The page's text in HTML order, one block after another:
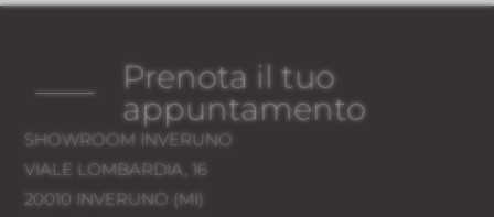
Prenota il tuo
appuntamento
SHOWROOM INVERUNO
VIALE LOMBARDIA, 16
20010 INVERUNO (MI)